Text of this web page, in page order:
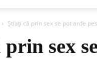
Știați că prin sex se pot arde
sex